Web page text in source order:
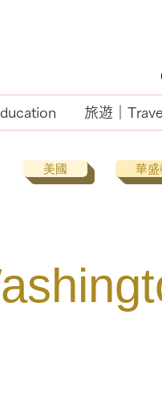
旅遊｜
美國 華盛